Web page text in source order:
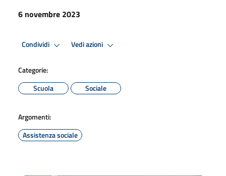
6 novembre 2023
Condividi Vedi azioni
Categorie:
Scuola
Sociale
Argomenti:
Assistenza sociale